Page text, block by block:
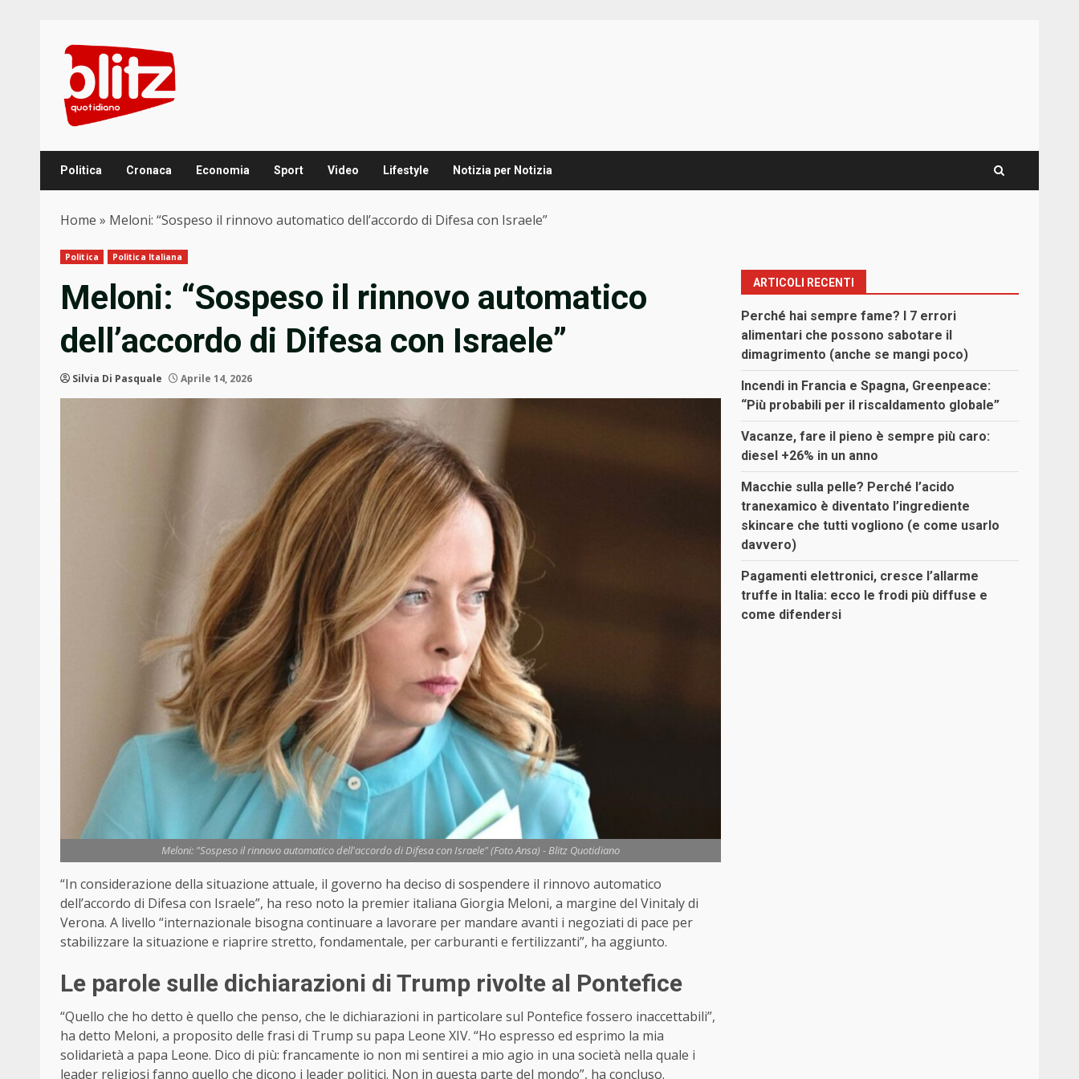
content
Politica Cronaca Economia Sport Video Lifestyle Notizia per Notizia
Home » Meloni: “Sospeso il rinnovo automatico dell’accordo di Difesa con Israele”
Politica Politica Italiana
Meloni: “Sospeso il rinnovo automatico
dell’accordo di Difesa con Israele”
Silvia Di Pasquale Aprile 14, 2026
Meloni: "Sospeso il rinnovo automatico dell'accordo di Difesa con Israele" (Foto Ansa) - Blitz Quotidiano
“In considerazione della situazione attuale, il governo ha deciso di sospendere il rinnovo automatico
dell’accordo di Difesa con Israele”, ha reso noto la premier italiana Giorgia Meloni, a margine del Vinitaly di
Verona. A livello “internazionale bisogna continuare a lavorare per mandare avanti i negoziati di pace per
stabilizzare la situazione e riaprire stretto, fondamentale, per carburanti e fertilizzanti”, ha aggiunto.
Le parole sulle dichiarazioni di Trump rivolte al Pontefice
“Quello che ho detto è quello che penso, che le dichiarazioni in particolare sul Pontefice fossero inaccettabili”,
ha detto Meloni, a proposito delle frasi di Trump su papa Leone XIV. “Ho espresso ed esprimo la mia
solidarietà a papa Leone. Dico di più: francamente io non mi sentirei a mio agio in una società nella quale i
leader religiosi fanno quello che dicono i leader politici. Non in questa parte del mondo”, ha concluso.
ARTICOLI RECENTI
Perché hai sempre fame? I 7 errori
alimentari che possono sabotare il
dimagrimento (anche se mangi poco)
Incendi in Francia e Spagna, Greenpeace:
“Più probabili per il riscaldamento globale”
Vacanze, fare il pieno è sempre più caro:
diesel +26% in un anno
Macchie sulla pelle? Perché l’acido
tranexamico è diventato l’ingrediente
skincare che tutti vogliono (e come usarlo
davvero)
Pagamenti elettronici, cresce l’allarme
truffe in Italia: ecco le frodi più diffuse e
come difendersi